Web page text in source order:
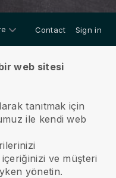
Contact Sign in
web sitesi
tanıtmak için
ile kendi web
ve müşteri
yönetin.